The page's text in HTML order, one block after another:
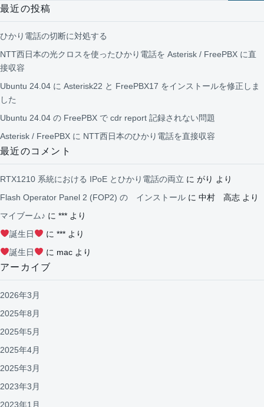
最近の投稿
ひかり電話の切断に対処する
NTT西日本の光クロスを使ったひかり電話を Asterisk / FreePBX に直
接収容
Ubuntu 24.04 に Asterisk22 と FreePBX17 をインストールを修正しま
した
Ubuntu 24.04 の FreePBX で cdr report 記録されない問題
Asterisk / FreePBX に NTT西日本のひかり電話を直接収容
最近のコメント
RTX1210 系統における IPoE とひかり電話の両立 に がり より
Flash Operator Panel 2 (FOP2) の インストール に 中村 高志 より
マイブーム♪ に *** より
誕生日
に ***より
誕生日
に macより
アーカイブ
2026年3月
2025年8月
2025年5月
2025年4月
2025年3月
2023年3月
2023年1月